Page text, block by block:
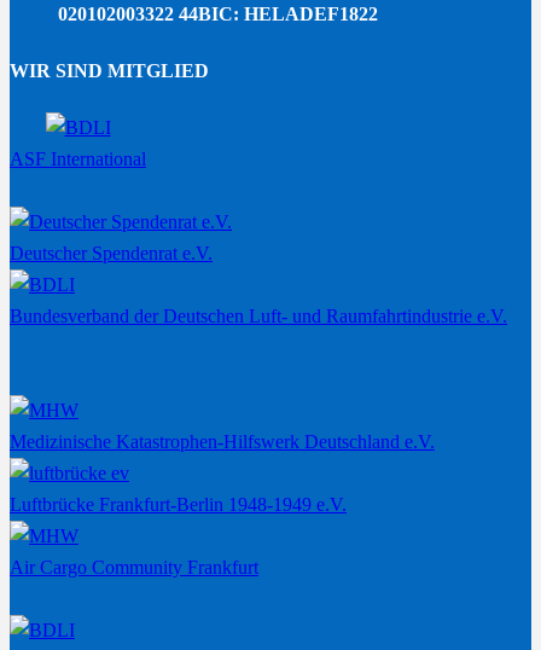
020102003322 44BIC: HELADEF1822
WIR SIND MITGLIED
ASF International
Deutscher Spendenrat e.V.
Bundesverband der Deutschen Luft- und Raumfahrtindustrie e.V.
Medizinische Katastrophen-Hilfswerk Deutschland e.V.
Luftbrücke Frankfurt-Berlin 1948-1949 e.V.
Air Cargo Community Frankfurt